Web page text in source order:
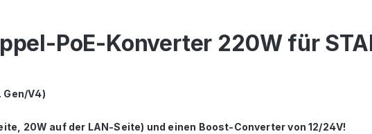
PoE-Konverter 220W für
Gen/V4)
20W auf der LAN-Seite) und einen Boost-Converter von 12/24V!